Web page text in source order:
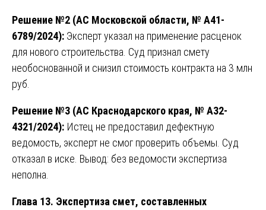
Решение №2 (АС Московской области, № А41-
6789/2024): Эксперт указал на применение расценок
для нового строительства. Суд признал смету
необоснованной и снизил стоимость контракта на 3 млн
руб.
Решение №3 (АС Краснодарского края, № А32-
4321/2024): Истец не предоставил дефектную
ведомость, эксперт не смог проверить объемы. Суд
отказал в иске. Вывод: без ведомости экспертиза
неполна.
Глава 13. Экспертиза смет, составленных